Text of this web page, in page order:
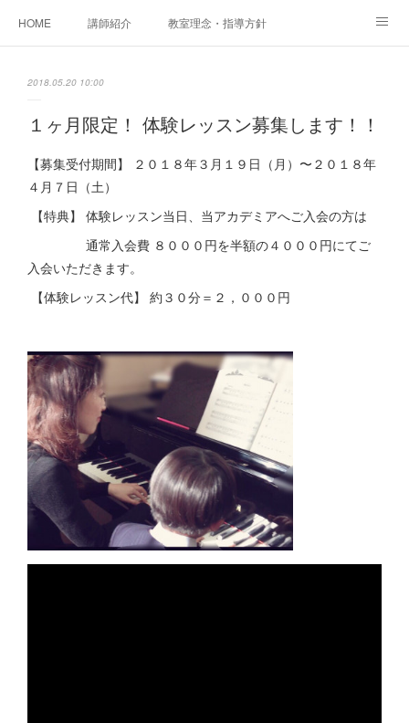
HOME 講師紹介 教室理念・指導方針
ご相談・体験レッスンお申し込み
アクセス 演奏スケジュール
2018.05.20 10:00
１ヶ月限定！ 体験レッスン募集します！！
【募集受付期間】 ２０１８年３月１９日（月）〜２０１８年
４月７日（土）
【特典】 体験レッスン当日、当アカデミアへご入会の方は
通常入会費 ８０００円を半額の４０００円にてご
入会いただきます。
【体験レッスン代】 約３０分＝２，０００円